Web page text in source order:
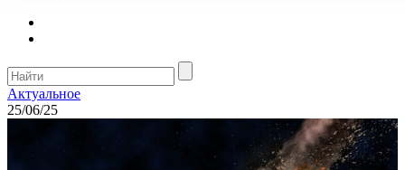
Актуальное
25/06/25